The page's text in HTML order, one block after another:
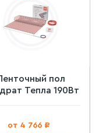
пол
Тепла 190Вт
от 4 766 ₽